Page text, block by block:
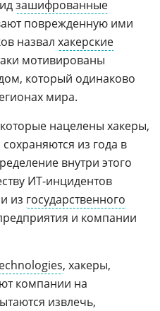
зашифрованные
поврежденную ими
назвал хакерские
мотивированы
который одинаково
мира.
нацелены хакеры,
из года в
внутри этого
ИТ-инцидентов
из государственного
и компании
, хакеры,
компании на
извлечь,